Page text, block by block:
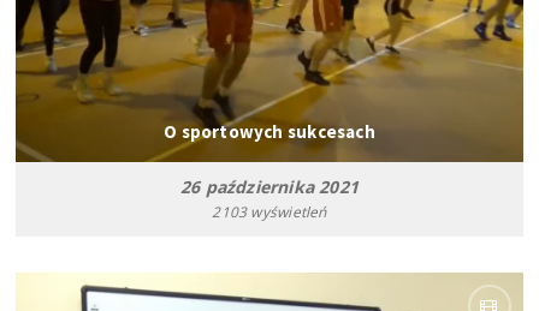
O sportowych sukcesach
26 października 2021
2103 wyświetleń